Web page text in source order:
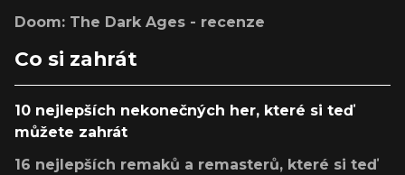
Doom: The Dark Ages - recenze
Co si zahrát
10 nejlepších nekonečných her, které si teď
můžete zahrát
16 nejlepších remaků a remasterů, které si teď